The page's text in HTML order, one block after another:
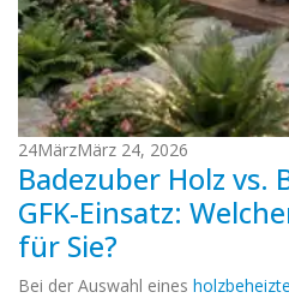
24MärzMärz 24, 2026
Badezuber Holz vs.
GFK-Einsatz:
für Sie?
Bei der Auswahl eines